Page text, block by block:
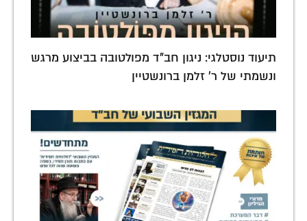
תיעוד נוסטלגי: ניגון חב"ד מפולטובה בביצוע מרגש
ונשמתי של ר' זלמן ברונשטיין